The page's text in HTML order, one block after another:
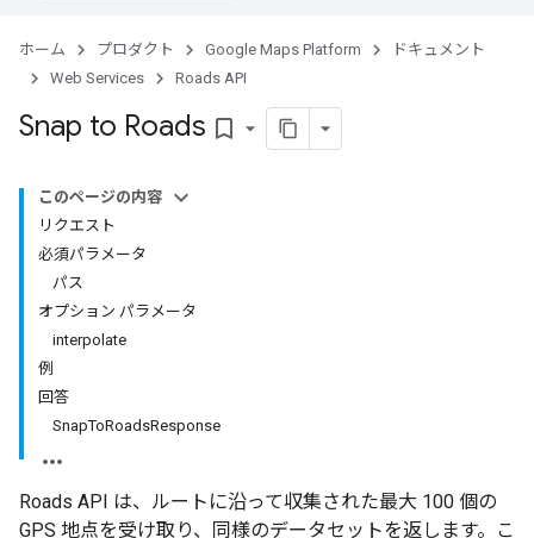
ホーム プロダクト Google Maps Platform
ドキュメント
Web Services
Roads API
Snap to Roads bookmark_border
このページの内容
リクエスト
必須パラメータ
パス
オプション パラメータ
interpolate
例
回答
SnapToRoadsResponse
Roads API は、ルートに沿って収集された最大 100 個の
GPS 地点を受け取り、同様のデータセットを返します。こ